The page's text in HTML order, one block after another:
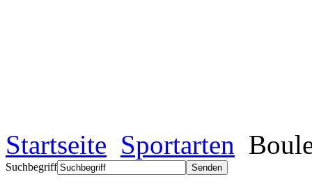
Startseite Sportarten
Suchbegriff